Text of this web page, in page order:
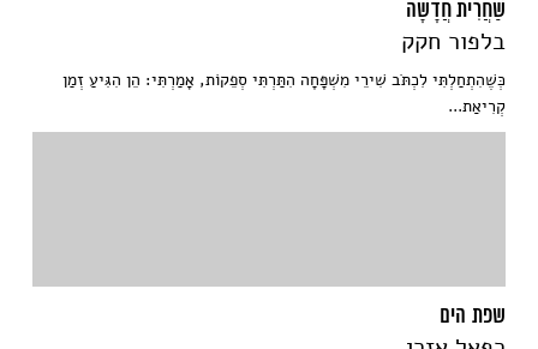
שַׁחֲרִית חֲדָשָׁה
בלפור חקק
כְּשֶׁהִתְחַלְתִּי לִכְתֹּב שִׁירֵי מִשְׁפָּחָה הִתַּרְתִּי סְפֵקוֹת, אָמַרְתִּי: הֵן הִגִּיעַ זְמַן
קְרִיאַת...
שפת הים